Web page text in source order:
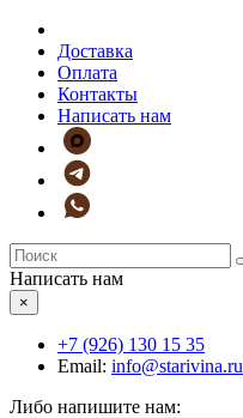
Доставка
Оплата
Контакты
Написать нам
Написать нам
×
+7 (926) 130 15 35
Email: info@starivina.ru
Либо напишите нам: